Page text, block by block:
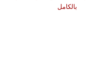
بالكامل